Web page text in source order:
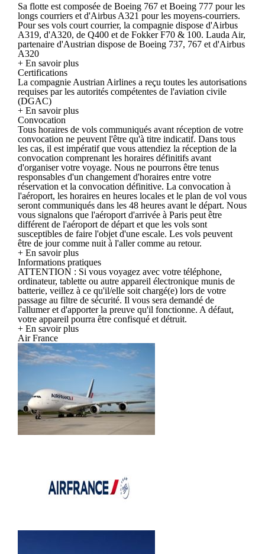
Sa flotte est composée de Boeing 767 et Boeing 777 pour les
longs courriers et d'Airbus A321 pour les moyens-courriers.
Pour ses vols court courrier, la compagnie dispose d'Airbus
A319, d'A320, de Q400 et de Fokker F70 & 100. Lauda Air,
partenaire d'Austrian dispose de Boeing 737, 767 et d'Airbus
A320
+ En savoir plus
Certifications
La compagnie Austrian Airlines a reçu toutes les autorisations
requises par les autorités compétentes de l'aviation civile
(DGAC)
+ En savoir plus
Convocation
Tous horaires de vols communiqués avant réception de votre
convocation ne peuvent l'être qu'à titre indicatif. Dans tous
les cas, il est impératif que vous attendiez la réception de la
convocation comprenant les horaires définitifs avant
d'organiser votre voyage. Nous ne pourrons être tenus
responsables d'un changement d'horaires entre votre
réservation et la convocation définitive. La convocation à
l'aéroport, les horaires en heures locales et le plan de vol vous
seront communiqués dans les 48 heures avant le départ. Nous
vous signalons que l'aéroport d'arrivée à Paris peut être
différent de l'aéroport de départ et que les vols sont
susceptibles de faire l'objet d'une escale. Les vols peuvent
être de jour comme nuit à l'aller comme au retour.
+ En savoir plus
Informations pratiques
ATTENTION : Si vous voyagez avec votre téléphone,
ordinateur, tablette ou autre appareil électronique munis de
batterie, veillez à ce qu'il/elle soit chargé(e) lors de votre
passage au filtre de sécurité. Il vous sera demandé de
l'allumer et d'apporter la preuve qu'il fonctionne. A défaut,
votre appareil pourra être confisqué et détruit.
+ En savoir plus
Air France